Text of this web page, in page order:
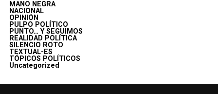
MANO NEGRA
NACIONAL
OPINIÓN
PULPO POLÍTICO
PUNTO… Y SEGUIMOS
REALIDAD POLÍTICA
SILENCIO ROTO
TEXTUAL-ES
TÓPICOS POLÍTICOS
Uncategorized